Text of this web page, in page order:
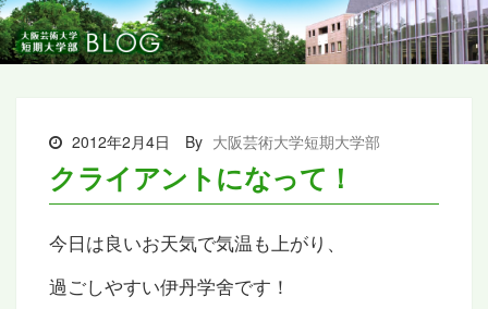
2012年2月4日 By 大阪芸術大学短期大学部
クライアントになって！
今日は良いお天気で気温も上がり、
過ごしやすい伊丹学舍です！